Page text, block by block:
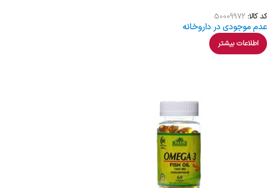
کد کالا: 50009972
عدم موجودی در داروخانه
اطلاعات بیشتر